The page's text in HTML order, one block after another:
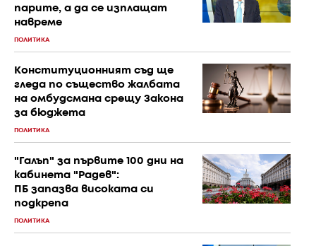
парите, а да се изплащат
навреме
ПОЛИТИКА
Конституционният съд ще
гледа по същество жалбата
на омбудсмана срещу Закона
за бюджета
ПОЛИТИКА
"Галъп" за първите 100 дни на
кабинета "Радев":
ПБ запазва високата си
подкрепа
ПОЛИТИКА